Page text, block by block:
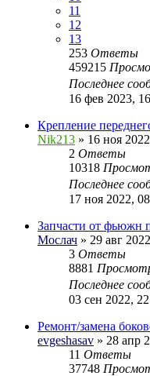
11
12
13
253 Ответы
459215
Последнее
16 фев 2023,
Крепление
Nik213 » 16 ноя
2 Ответы
10318
Последнее
17 ноя 2022,
Запчасти от фьюжн
Мослач » 29 авг
3 Ответы
8881
Последнее
03 сен 2022,
Ремонт/замена
evgeshasav » 28 апр
11 Ответы
37748